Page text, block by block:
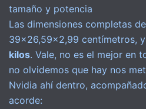
tamaño y potencia
Las dimensiones completas
39×26,59×2,99 centímetros,
kilos. Vale, no es el mejor en
no olvidemos que hay nos
Nvidia ahí dentro,
acorde: